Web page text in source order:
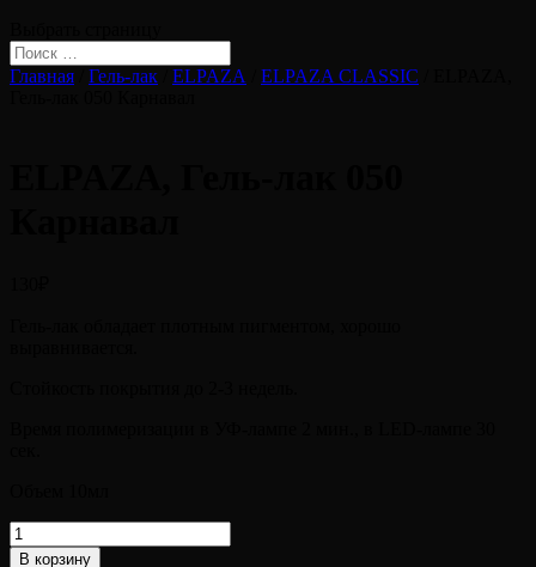
Главная Гель-лак ELPAZA ELPAZA CLASSIC
Количество
товара
В корзину